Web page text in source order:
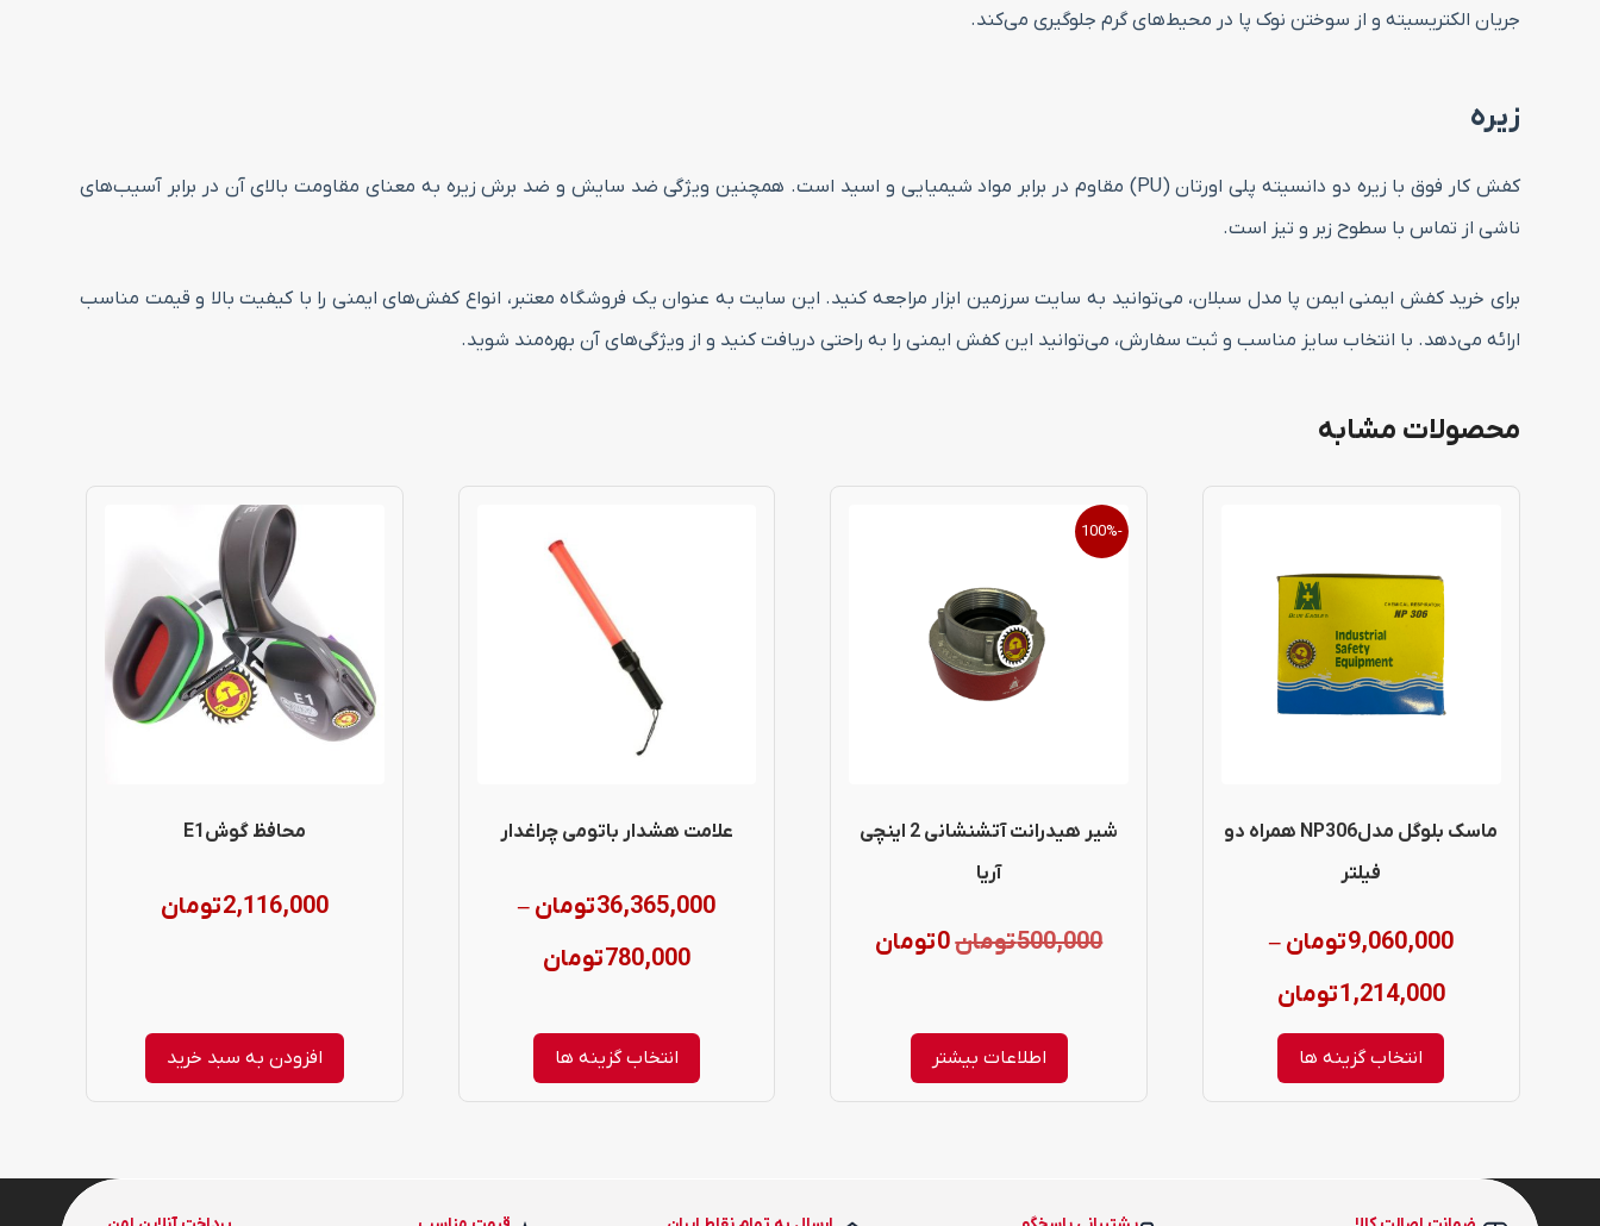
جریان الکتریسیته و از سوختن نوک پا در محیط‌های گرم جلوگیری می‌کند.
زیره
کفش کار فوق با زیره دو دانسیته پلی اورتان (PU) مقاوم در برابر مواد شیمیایی و اسید است. همچنین ویژگی ضد سایش و ضد برش زیره به معنای مقاومت بالای آن در برابر آسیب‌های
ناشی از تماس با سطوح زبر و تیز است.
برای خرید کفش ایمنی ایمن پا مدل سبلان، می‌توانید به سایت سرزمین ابزار مراجعه کنید. این سایت به عنوان یک فروشگاه معتبر، انواع کفش‌های ایمنی را با کیفیت بالا و قیمت مناسب
ارائه می‌دهد. با انتخاب سایز مناسب و ثبت سفارش، می‌توانید این کفش ایمنی را به راحتی دریافت کنید و از ویژگی‌های آن بهره‌مند شوید.
محصولات مشابه
ماسک بلوگل مدلNP306 همراه دو
فیلتر
9,060,000تومان –
1,214,000تومان
range:
1,214,000 تومان
انتخاب گزینه ها
مختلفی
انتخاب
-100%
شیر هیدرانت آتشنشانی 2 اینچی
آریا
500,000تومانقیمت
بود.
0تومانقیمت
اطلاعات بیشتر
علامت هشدار باتومی چراغدار
36,365,000تومان –
780,000تومانPrice
through
انتخاب گزینه ها
ممکن
انتخاب
محافظ گوشE1
2,116,000تومان
افزودن به سبد خرید